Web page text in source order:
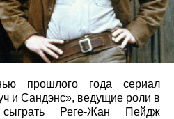
прошлого года сериал
и Сандэнс», ведущие роли в
Реге-Жан Пейдж